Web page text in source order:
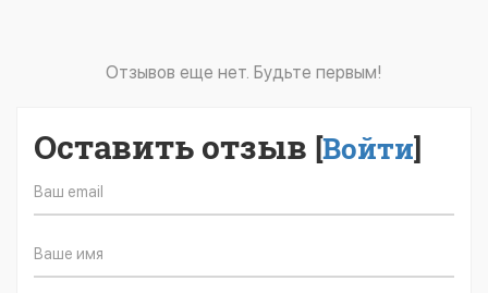
Отзывов еще нет. Будьте первым!
Оставить отзыв [Войти]